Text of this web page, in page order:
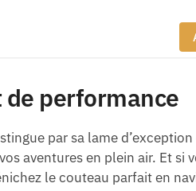
de performance
par sa lame
aventures en plein air. Et si
le couteau parfait en